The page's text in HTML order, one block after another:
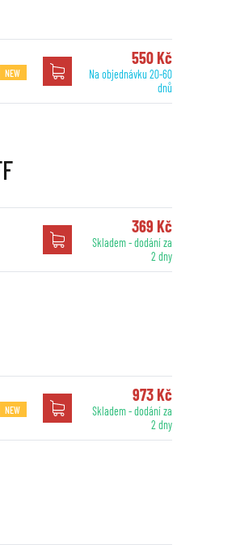
NEW
550 Kč
Na objednávku 20-60
dnů
369 Kč
Skladem - dodání za
2 dny
NEW
973 Kč
Skladem - dodání za
2 dny